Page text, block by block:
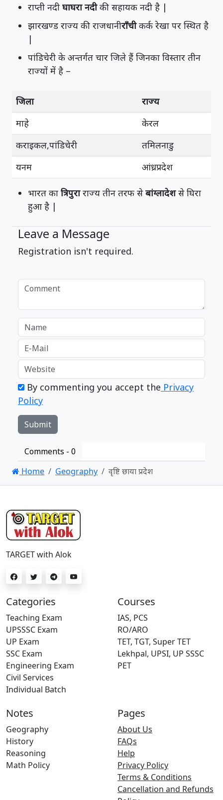
राप्ती नदी घाघरा नदीकी सहायक नदी है |
झारखण्ड राज्य की राजधानीराँचीकर्क रेखा पर स्थित है
|
पांडिचेरी के अन्तर्गत चार जिले हैं जिनका विस्तार तीन
राज्यों में है –
जिला
राज्य
माहे
केरल
कराइकल,पांडिचेरी
तमिलनाडु
यनम
आंध्रप्रदेश
भारत का त्रिपुराराज्य तीन तरफ सेबांग्लादेशसे घिरा
हुआ है |
Leave a Message
Registration isn't required.
By commenting you accept the Privacy
Policy
Comments - 0
Home
Geography वृष्टि छाया प्रदेश
TARGET with Alok
Categories
Teaching Exam
UPSSSC Exam
UP Exam
SSC Exam
Engineering Exam
Civil Services
Individual Batch
Courses
IAS, PCS
RO/ARO
TET, TGT, Super TET
Lekhpal, UPSI, UP SSSC
PET
Notes
Geography
History
Reasoning
Math Policy
Pages
About Us
FAQs
Help
Privacy Policy
Terms & Conditions
Cancellation and Refunds